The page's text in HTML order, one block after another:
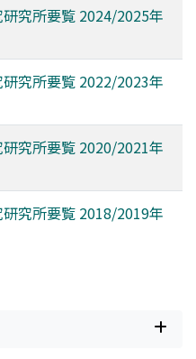
究所要覧 2024/2025年
究所要覧 2022/2023年
究所要覧 2020/2021年
究所要覧 2018/2019年